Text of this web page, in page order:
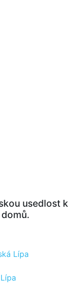
usedlost k
Lípa